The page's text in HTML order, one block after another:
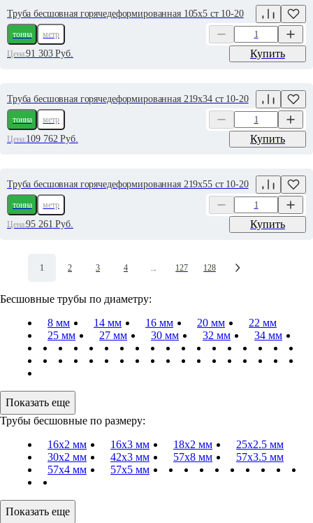
Труба бесшовная горячедеформированная 105х5 ст 10-20
тонна
метр
Цена:91 303Руб. Купить
Труба бесшовная горячедеформированная 219х34 ст 10-20
тонна
метр
Цена:109 762Руб. Купить
Труба бесшовная горячедеформированная 219х55 ст 10-20
тонна
метр
Цена:95 261 Руб. Купить
1 2 3 4 ... 127 128
Бесшовные трубы по диаметру:
8 мм
14 мм 16 мм 20 мм
22 мм
25 мм
27 мм 30 мм 32 мм 34 мм
Показать еще
Трубы бесшовные по размеру:
16х2 мм
16х3 мм 18х2 мм
25х2.5 мм
30х2 мм
42х3 мм 57х8 мм
57х3.5 мм
57х4 мм
57х5 мм
Показать еще